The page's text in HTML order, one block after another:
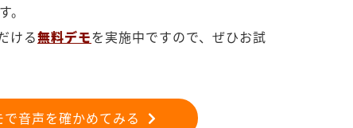
ける無料デモを実施中ですので、ぜひお試
で音声を確かめてみる